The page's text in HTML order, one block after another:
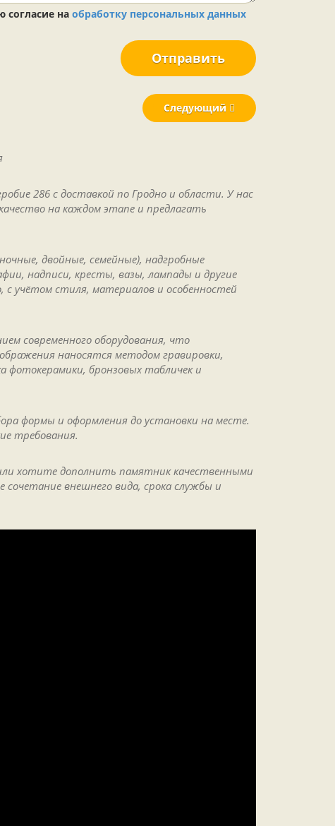
согласие на обработку персональных данных
Отправить
Следующий
286 с доставкой по Гродно и области. У нас
на каждом этапе и предлагать
двойные, семейные), надгробные
надписи, кресты, вазы, лампады и другие
учётом стиля, материалов и особенностей
современного оборудования, что
наносятся методом гравировки,
фотокерамики, бронзовых табличек и
формы и оформления до установки на месте.
требования.
хотите дополнить памятник качественными
внешнего вида, срока службы и